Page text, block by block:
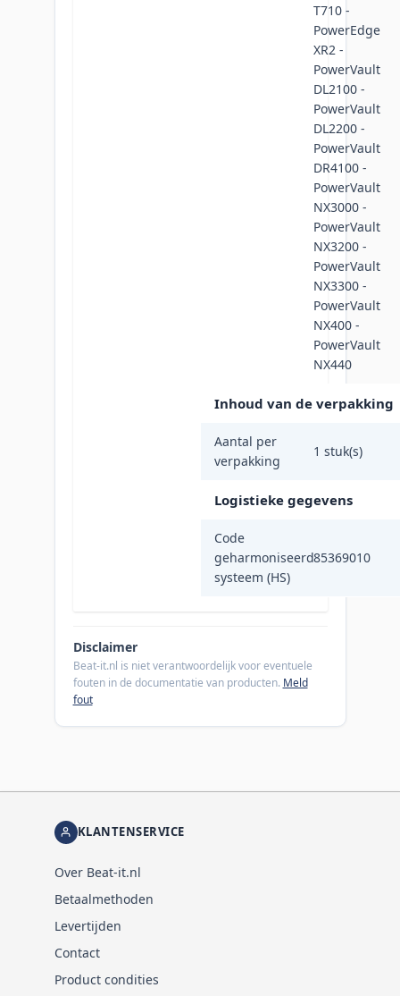
T710 -
PowerEdge
XR2 -
PowerVault
DL2100 -
PowerVault
DL2200 -
PowerVault
DR4100 -
PowerVault
NX3000 -
PowerVault
NX3200 -
PowerVault
NX3300 -
PowerVault
NX400 -
PowerVault
NX440
Inhoud van de verpakking
Aantal per
verpakking
1 stuk(s)
Logistieke gegevens
Code
geharmoniseerd
systeem (HS)
85369010
Disclaimer
Beat-it.nl is niet verantwoordelijk voor eventuele
fouten in de documentatie van producten. Meld
fout
KLANTENSERVICE
Over Beat-it.nl
Betaalmethoden
Levertijden
Contact
Product condities